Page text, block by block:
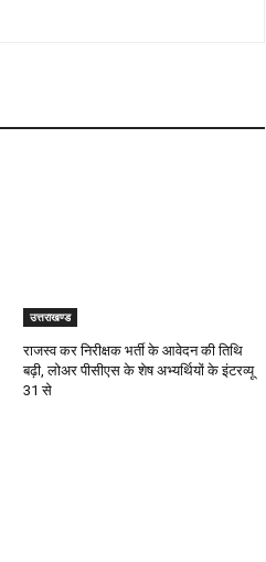
उत्तराखण्ड
राजस्व कर निरीक्षक भर्ती के आवेदन की तिथि
बढ़ी, लोअर पीसीएस के शेष अभ्यर्थियों के इंटरव्यू
31 से